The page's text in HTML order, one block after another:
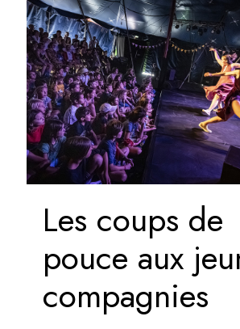
Les coups de
pouce aux
compagnies